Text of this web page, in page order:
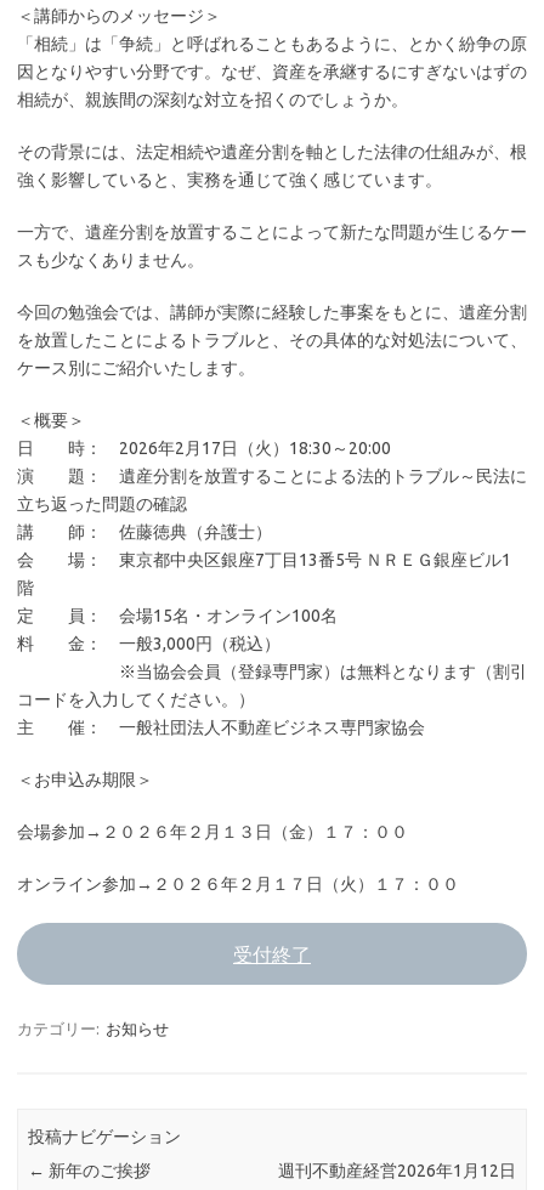
＜講師からのメッセージ＞
「相続」は「争続」と呼ばれることもあるように、とかく紛争の原
因となりやすい分野です。なぜ、資産を承継するにすぎないはずの
相続が、親族間の深刻な対立を招くのでしょうか。
その背景には、法定相続や遺産分割を軸とした法律の仕組みが、根
強く影響していると、実務を通じて強く感じています。
一方で、遺産分割を放置することによって新たな問題が生じるケー
スも少なくありません。
今回の勉強会では、講師が実際に経験した事案をもとに、遺産分割
を放置したことによるトラブルと、その具体的な対処法について、
ケース別にご紹介いたします。
＜概要＞
日 時： 2026年2月17日（火）18:30～20:00
演 題： 遺産分割を放置することによる法的トラブル～民法に
立ち返った問題の確認
講 師： 佐藤徳典（弁護士）
会 場： 東京都中央区銀座7丁目13番5号 ＮＲＥＧ銀座ビル1
階
定 員： 会場15名・オンライン100名
料 金： 一般3,000円（税込）
※当協会会員（登録専門家）は無料となります（割引
コードを入力してください。）
主 催： 一般社団法人不動産ビジネス専門家協会
＜お申込み期限＞
会場参加→２０２６年２月１３日（金）１７：００
オンライン参加→２０２６年２月１７日（火）１７：００
受付終了
カテゴリー: お知らせ
投稿ナビゲーション
← 新年のご挨拶
週刊不動産経営2026年1月12日